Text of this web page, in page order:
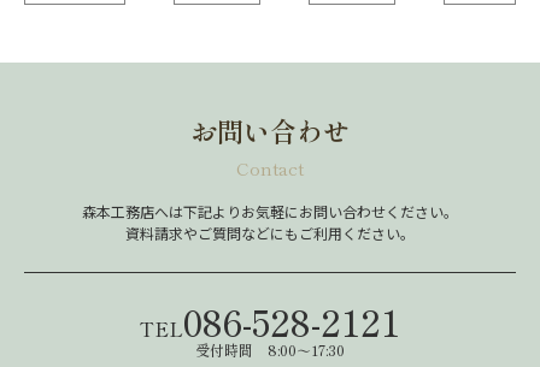
お問い合わせ
Contact
森本工務店へは下記よりお気軽にお問い合わせください。
資料請求やご質問などにもご利用ください。
TEL086-528-2121
受付時間 8:00～17:30